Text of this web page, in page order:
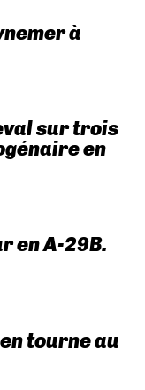
à
sur trois
en
en A-29B.
tourne au